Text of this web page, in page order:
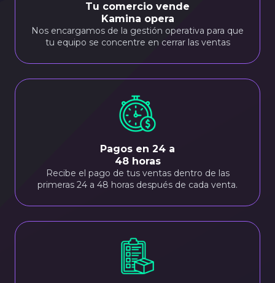
Tu comercio vende
Kamina opera
Nos encargamos de la gestión operativa para que
tu equipo se concentre en cerrar las ventas
Pagos en 24 a
48 horas
Recibe el pago de tus ventas dentro de las
primeras 24 a 48 horas después de cada venta.